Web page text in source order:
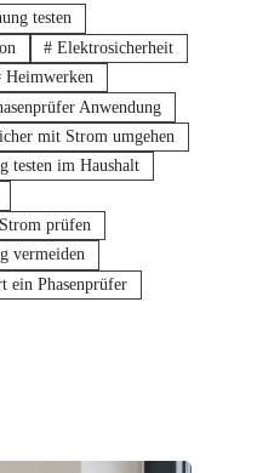
testen
# Elektrosicherheit
Heimwerken
Anwendung
mit Strom umgehen
testen im Haushalt
prüfen
vermeiden
Phasenprüfer